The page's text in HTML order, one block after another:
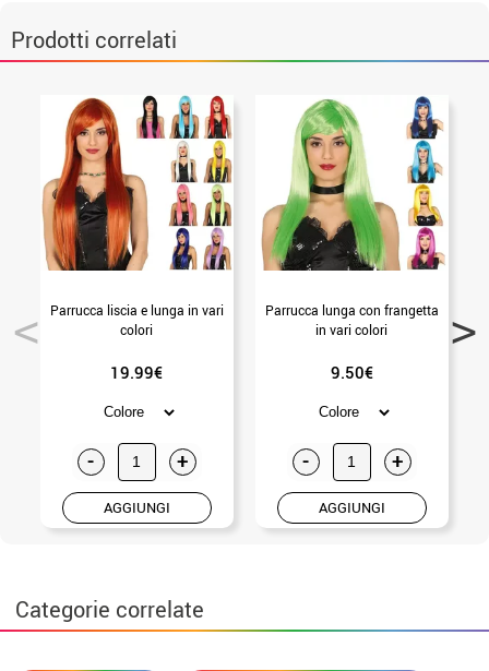
Prodotti correlati
Parrucca liscia e lunga in vari
colori
19.99€
- +
AGGIUNGI
Parrucca lunga con frangetta
in vari colori
9.50€
- +
AGGIUNGI
Categorie correlate